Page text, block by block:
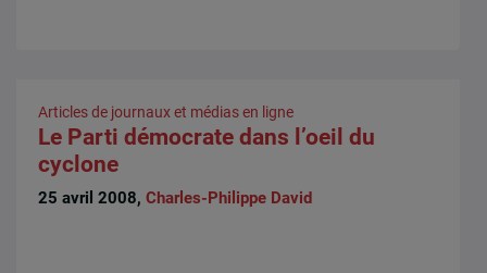
Articles de journaux et médias en ligne
Le Parti démocrate dans l’oeil du
cyclone
25 avril 2008,Charles-Philippe David